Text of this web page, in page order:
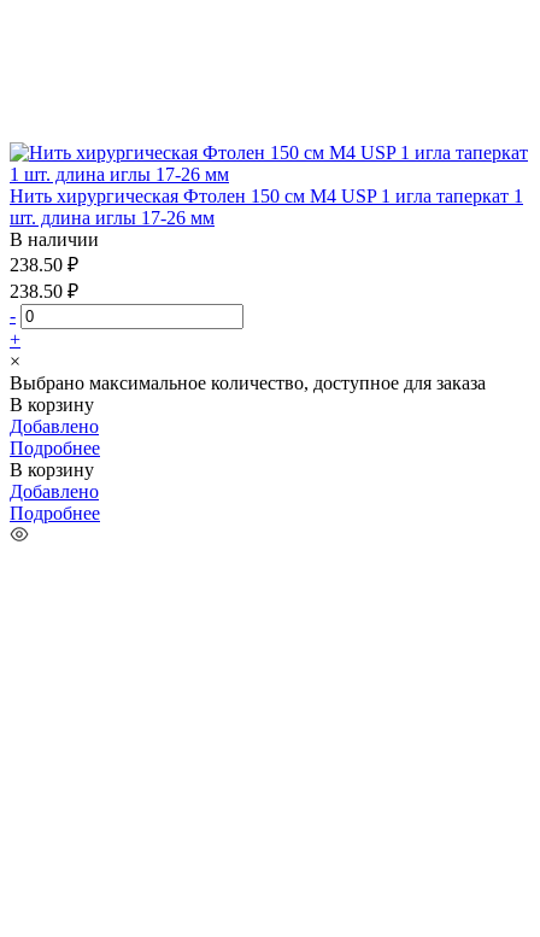
Нить хирургическая Фтолен 150 см М4 USP 1 игла таперкат 1
шт. длина иглы 17-26 мм
В наличии
238.50 ₽
238.50 ₽
-
+
×
Выбрано максимальное количество, доступное для заказа
В корзину
Добавлено
Подробнее
В корзину
Добавлено
Подробнее